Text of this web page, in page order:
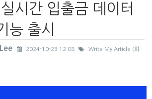
시간 입출금 데이터
능 출시
2024-10-23 12:08 Write My Article (회